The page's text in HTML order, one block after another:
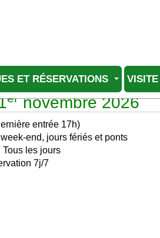
ET RÉSERVATIONS
ernovembre 2026
entrée 17h)
end, jours fériés et ponts
Tous les jours
7j/7